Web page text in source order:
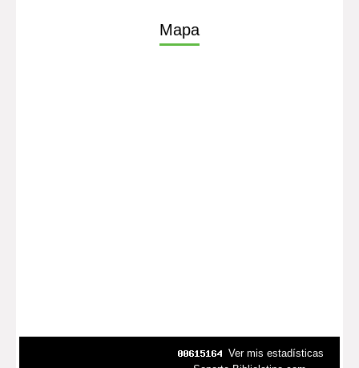
Mapa
Ver mis estadísticas